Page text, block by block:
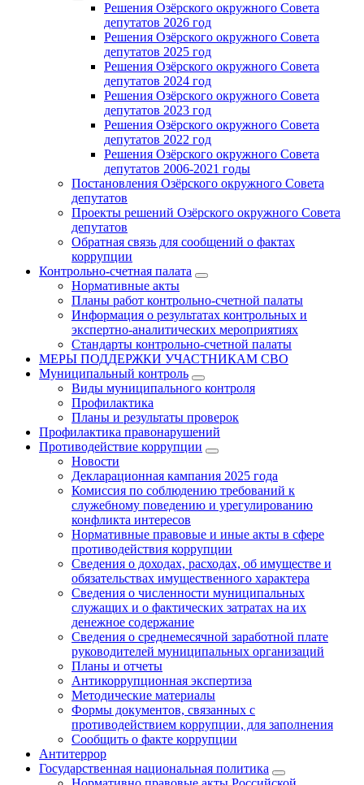
Решения Озёрского окружного Совета
депутатов 2026 год
Решения Озёрского окружного Совета
депутатов 2025 год
Решения Озёрского окружного Совета
депутатов 2024 год
Решения Озёрского окружного Совета
депутатов 2023 год
Решения Озёрского окружного Совета
депутатов 2022 год
Решения Озёрского окружного Совета
депутатов 2006-2021 годы
Постановления Озёрского окружного Совета
депутатов
Проекты решений Озёрского окружного Совета
депутатов
Обратная связь для сообщений о фактах
коррупции
Контрольно-счетная палата
Нормативные акты
Планы работ контрольно-счетной палаты
Информация о результатах контрольных и
экспертно-аналитических мероприятиях
Стандарты контрольно-счетной палаты
МЕРЫ ПОДДЕРЖКИ УЧАСТНИКАМ СВО
Муниципальный контроль
Виды муниципального контроля
Профилактика
Планы и результаты проверок
Профилактика правонарушений
Противодействие коррупции
Новости
Декларационная кампания 2025 года
Комиссия по соблюдению требований к
служебному поведению и урегулированию
конфликта интересов
Нормативные правовые и иные акты в сфере
противодействия коррупции
Сведения о доходах, расходах, об имуществе и
обязательствах имущественного характера
Сведения о численности муниципальных
служащих и о фактических затратах на их
денежное содержание
Сведения о среднемесячной заработной плате
руководителей муниципальных организаций
Планы и отчеты
Антикоррупционная экспертиза
Методические материалы
Формы документов, связанных с
противодействием коррупции, для заполнения
Сообщить о факте коррупции
Антитеррор
Государственная национальная политика